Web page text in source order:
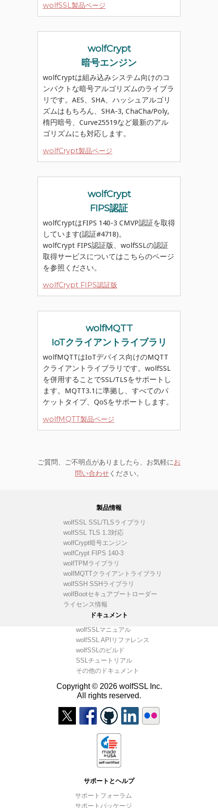
wolfSSL製品ページ
wolfCrypt
暗号エンジン
wolfCryptは組み込みシステム向けのコ
ンパクトな暗号アルゴリズムのライブラ
リです。AES、SHA、ハッシュアルゴリ
ズムはもちろん、SHA-3, ChaCha/Poly,
楕円暗号、Curve25519など最新のアル
ゴリズムにも対応します。
wolfCrypt製品ページ
wolfCrypt
FIPS認証
wolfCryptはFIPS 140-3 CMVP認証を取得
しています(認証#4718)。
wolfCrypt FIPS認証版、wolfSSLの認証
取得サービスについてはこちらのページ
を参照ください。
wolfCrypt FIPS認証版
wolfMQTT
IoTクライアントライブラリ
wolfMQTTはIoTデバイス向けのMQTT
クライアントライブラリです。wolfSSL
を併用することでSSL/TLSをサポートし
ます。MQTT3.1に準拠し、すべてのパ
ケットタイプ、QoSをサポートします。
wolfMQTT製品ページ
ご質問、ご不明点がありましたら、お気軽にお
問い合わせください。
製品情報
wolfSSL SSL/TLSライブラリ
wolfSSL TLS 1.3対応
wolfCrypt暗号エンジン
wolfCrypt FIPS 140-3
wolfTPMライブラリ
wolfMQTTクライアントライブラリ
wolfSSH SSHライブラリ
wolfBootセキュアブートローダー
ライセンス情報
ドキュメント
wolfSSLマニュアル
wolfSSL APIリファレンス
wolfSSLのビルド
SSLチュートリアル
その他のドキュメント
Copyright © 2026 wolfSSL Inc.
All rights reserved.
サポートとヘルプ
サポートフォーラム
サポートパッケージ